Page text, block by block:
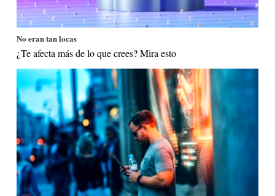
No eran tan locas
¿Te afecta más de lo que crees? Mira esto